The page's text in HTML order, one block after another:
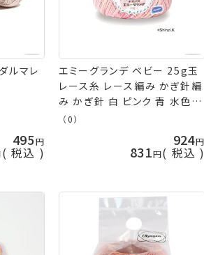
ルマレ
495
税込
エミーグランデ ベビー 25g玉
レース糸 レース編み かぎ針編
み かぎ針 白 ピンク 青 水色
緑 茶色 黄色 ホワイト パープ
エロー オレンジ グレー ベビー
糸 赤ちゃん 編み物 毛糸 olm
（0）
924
831 税込